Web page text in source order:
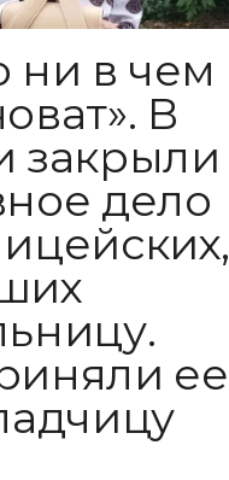
ни в чем
В
закрыли
дело
ее